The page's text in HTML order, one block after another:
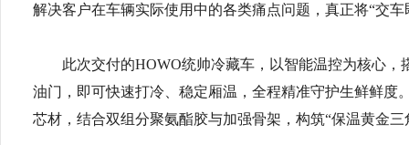
解决客户在车辆实际使用中的各类痛点问题，真正将“交
此次交付的HOWO统帅冷藏车，以智能温控为核心
油门，即可快速打冷、稳定厢温，全程精准守护生鲜鲜度
芯材，结合双组分聚氨酯胶与加强骨架，构筑“保温黄金